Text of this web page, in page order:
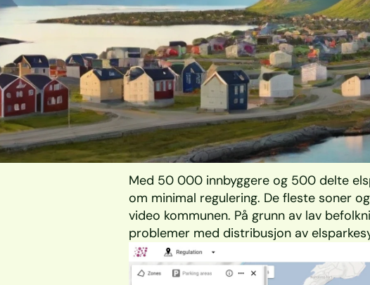
Med 50 000 innbyggere og 500 delte
om minimal regulering. De fleste soner
video kommunen. På grunn av lav
problemer med distribusjon av